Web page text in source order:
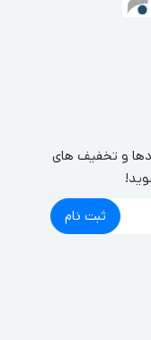
و تخفیف های
ثبت نام